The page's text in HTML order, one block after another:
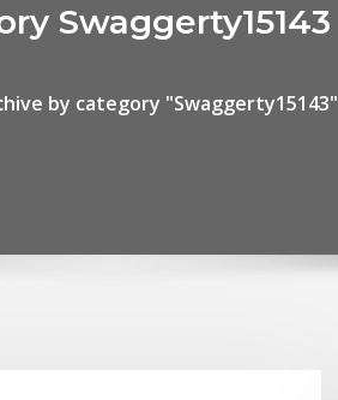
Swaggerty15143
by category "Swaggerty15143"